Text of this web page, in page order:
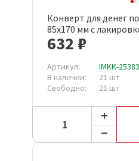
Конверт для денег
85х170 мм с
упаковке, 1552-06)
632 ₽
Артикул:
IMKK-
В наличии:
21 шт
Свободно:
21 шт